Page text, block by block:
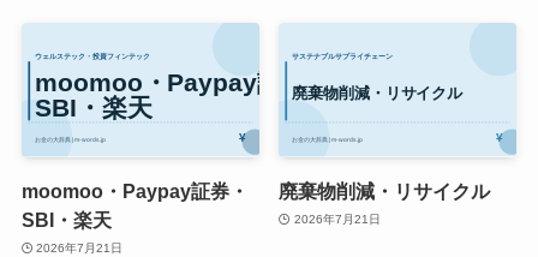
moomoo・Paypay証券・
SBI・楽天
2026年7月21日
廃棄物削減・リサイクル
2026年7月21日